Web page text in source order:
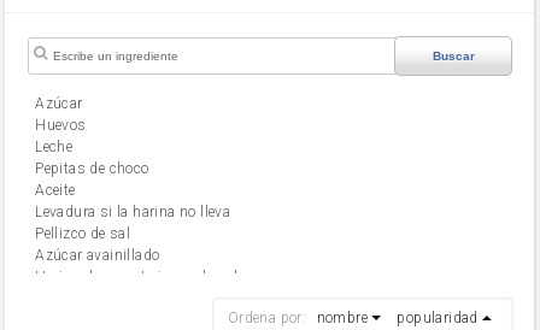
Buscar
Azúcar
huevos
leche
Pepitas de choco
aceite
Levadura si la harina no lleva
Pellizco de sal
Azúcar avainillado
Harina de reposteria con levadura
Ordena por: nombre popularidad